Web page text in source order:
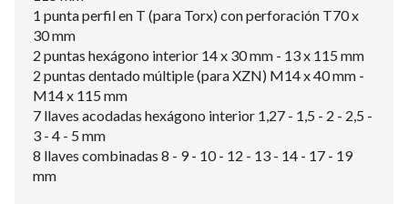
1 punta perfil en T (para Torx) con perforación T70 x
30 mm
2 puntas hexágono interior 14 x 30 mm - 13 x 115 mm
2 puntas dentado múltiple (para XZN) M14 x 40 mm -
M14 x 115 mm
7 llaves acodadas hexágono interior 1,27 - 1,5 - 2 - 2,5 -
3 - 4 - 5 mm
8 llaves combinadas 8 - 9 - 10 - 12 - 13 - 14 - 17 - 19
mm